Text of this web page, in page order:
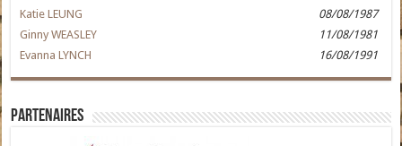
Katie LEUNG
08/08/1987
Ginny WEASLEY
11/08/1981
Evanna LYNCH
16/08/1991
Partenaires